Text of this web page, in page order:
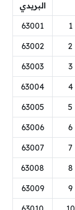
البريدي
1
63001
2
63002
3
63003
4
63004
5
63005
6
63006
7
63007
8
63008
9
63009